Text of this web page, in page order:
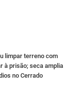
limpar terreno com
à prisão; seca amplia
no Cerrado